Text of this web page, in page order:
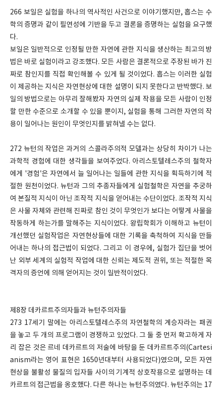
266 보일은 실험을 하나의 역사적인 사건으로 이야기했지만, 홉스는 수
학의 증명과 같이 필연성에 기반을 두고 결론을 증명하는 실험을 요구했
다.
보일은 일반적으로 인정될 만한 자연에 관한 지식을 생산하는 최고의 방
법은 바로 실험이라고 강조했다. 모든 사람은 결론적으로 주장된 바가 진
짜로 참인지를 직접 확인해볼 수 있게 될 것이었다. 홉스는 이러한 실험
이 제공하는 지식은 자연현상에 대한 설명이 되지 못한다고 반박했다. 보
일의 방법으로는 아무리 잘해봤자 자연의 실제 작용을 모든 사람이 인정
할 만한 수준으로 소개할 수 있을 뿐이지, 실험을 통해 그러한 자연의 작
용이 일어나는 원인이 무엇인지를 밝혀낼 수는 없다.
272 뉴턴의 작업은 과거의 스콜라주의적 모델과는 상당히 차이가 나는
과학적 경험에 대한 생각들을 보여주었다. 아리스토텔레스주의 철학자
에게 '경험'은 자연에서 늘 일어나는 일들에 관한 지식을 획득하기에 적
절한 원천이었다. 뉴턴과 그의 추종자들에게 실험철학은 자연을 추궁하
여 본질적 지식이 아닌 조작적 지식을 얻어내는 수단이었다. 조작적 지식
은 사물 자체와 관련해 진짜로 참인 것이 무엇인가 보다는 어떻게 사물을
작동하게 하는가를 말해주는 지식이었다. 왕립학회가 이해하고 뉴턴이
개선했던 실험작업은 자연현상들에 대한 기록을 축척하여 지식을 만들
어내는 하나의 접근법이 되었다. 그리고 이 경우에, 실험가 집단을 벗어
난 외부 세계의 실험적 작업에 대한 신뢰는 제도적 권위, 또는 적절한 목
격자의 증언에 의해 얻어지는 것이 일반적이었다.
제8장 데카르트주의자들과 뉴턴주의자들
273 17세기 말에는 아리스토텔레스주의 자연철학의 계승자라는 패권
을 놓고 두 개의 프로그램이 경쟁하고 있었다. 그 둘 중 먼저 확고하게 자
리 잡은 것은 르네 데카르트의 저술에 바탕을 둔 데카르트주의(Cartesi
anism라는 영어 표현은 1650년대부터 사용되었다)였으며, 모든 자연
현상을 불활성 물질의 입자들 사이의 기계적 상호작용으로 설명하는 데
카르트의 접근법을 옹호했다. 다른 하나는 뉴턴주의였다. 뉴턴주의는 17